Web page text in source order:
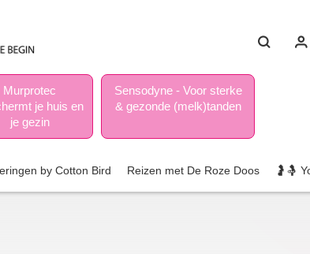
Murprotec
je huis en
je gezin
Sensodyne - Voor sterke
& gezonde (melk)tanden
by Cotton Bird Reizen met De Roze Doos 🤰🤱